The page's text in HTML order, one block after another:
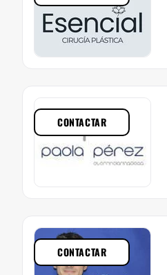
CONTACTAR
CONTACTAR